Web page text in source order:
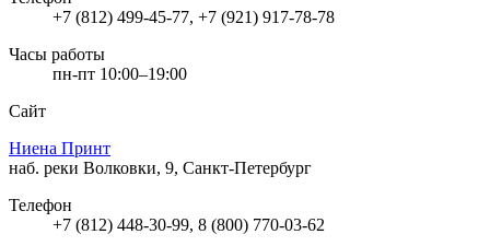
+7 (812) 499-45-77, +7 (921) 917-78-78
Часы работы
пн-пт 10:00–19:00
Сайт
Ниена Принт
наб. реки Волковки, 9, Санкт-Петербург
Телефон
+7 (812) 448-30-99, 8 (800) 770-03-62